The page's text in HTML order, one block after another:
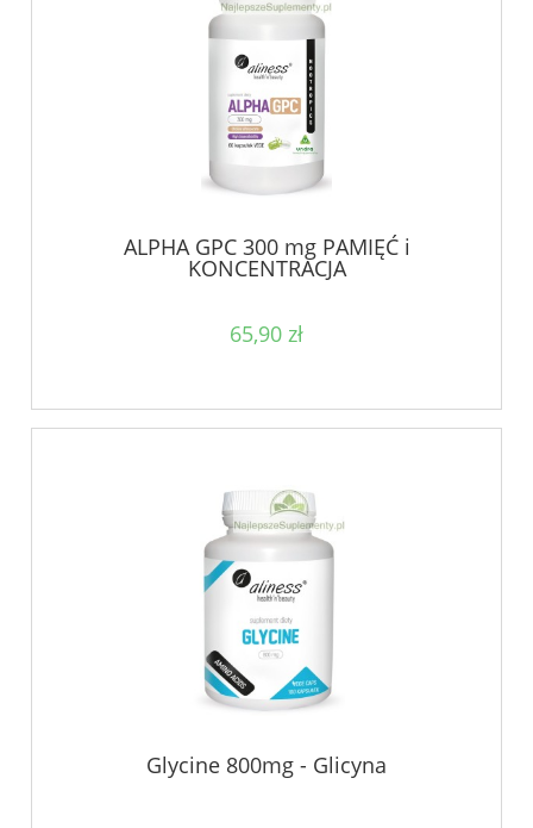
ALPHA GPC 300 mg PAMIĘĆ i
KONCENTRACJA
65,90 zł
Glycine 800mg - Glicyna